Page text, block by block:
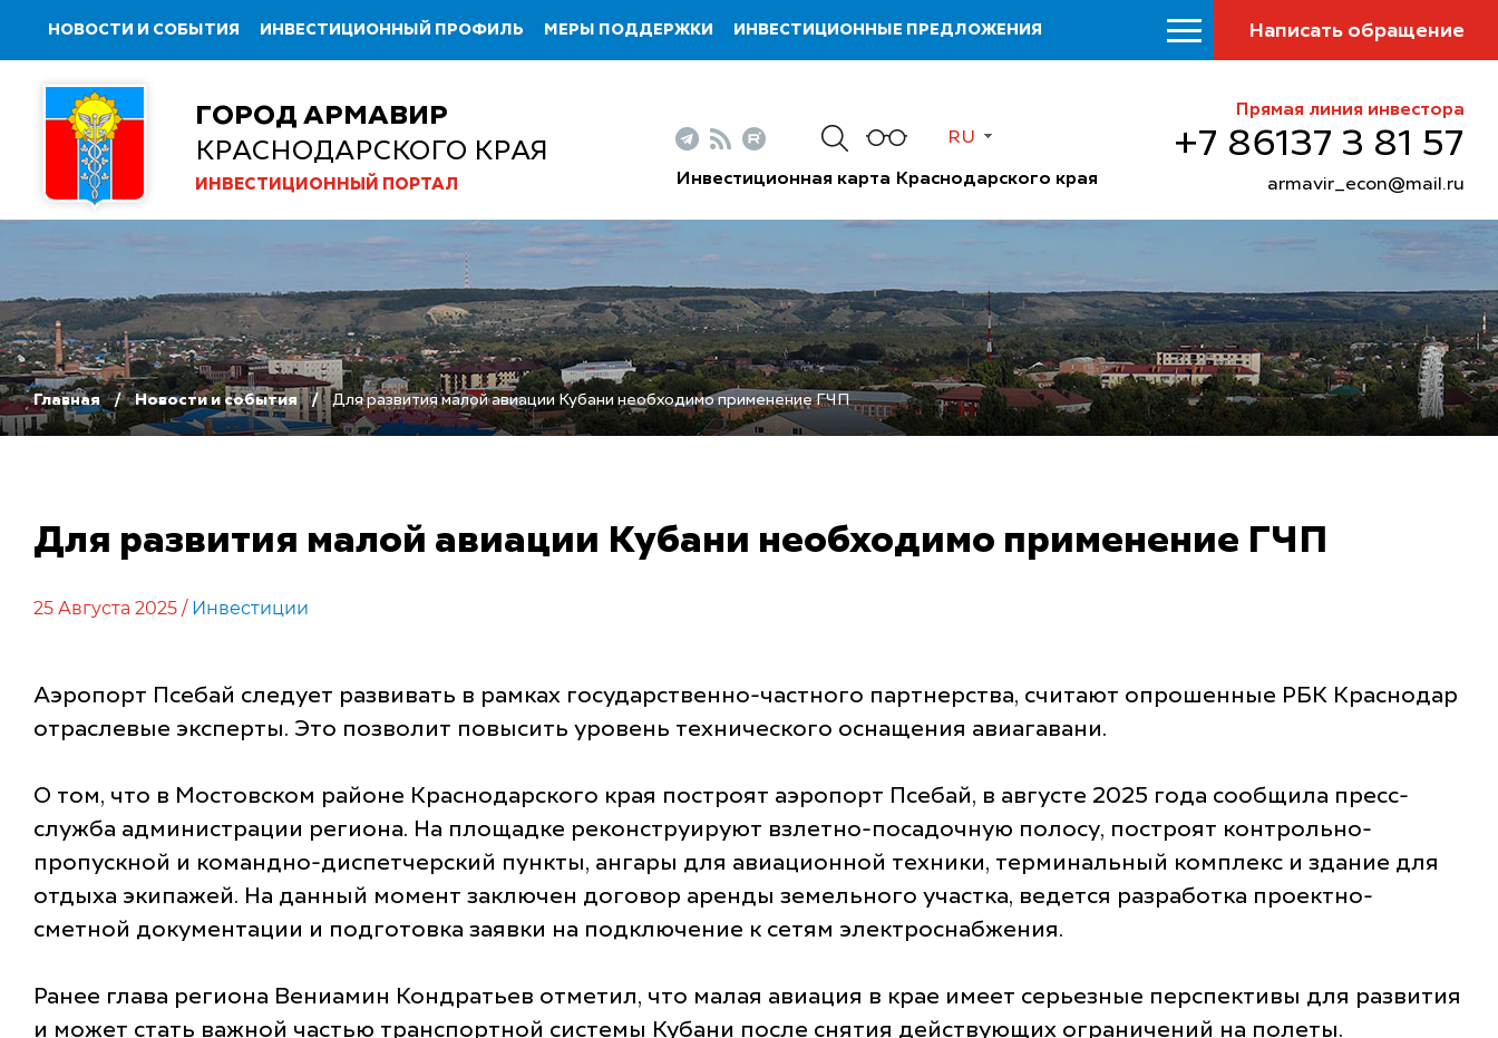
НОВОСТИ И СОБЫТИЯ ИНВЕСТИЦИОННЫЙ ПРОФИЛЬ МЕРЫ ПОДДЕРЖКИ ИНВЕСТИЦИОННЫЕ ПРЕДЛОЖЕНИЯ Написать обращение
ГОРОД АРМАВИР
КРАСНОДАРСКОГО КРАЯ
ИНВЕСТИЦИОННЫЙ ПОРТАЛ
RU
Инвестиционная карта Краснодарского края
Прямая линия инвестора
+7 86137 3 81 57
armavir_econ@mail.ru
Главная Новости и события Для развития малой авиации Кубани необходимо применение ГЧП
Для развития малой авиации Кубани необходимо применение ГЧП
25 Августа 2025 / Инвестиции
Аэропорт Псебай следует развивать в рамках государственно-частного партнерства, считают опрошенные РБК Краснодар
отраслевые эксперты. Это позволит повысить уровень технического оснащения авиагавани.
О том, что в Мостовском районе Краснодарского края построят аэропорт Псебай, в августе 2025 года сообщила пресс-
служба администрации региона. На площадке реконструируют взлетно-посадочную полосу, построят контрольно-
пропускной и командно-диспетчерский пункты, ангары для авиационной техники, терминальный комплекс и здание для
отдыха экипажей. На данный момент заключен договор аренды земельного участка, ведется разработка проектно-
сметной документации и подготовка заявки на подключение к сетям электроснабжения.
Ранее глава региона Вениамин Кондратьев отметил, что малая авиация в крае имеет серьезные перспективы для развития
и может стать важной частью транспортной системы Кубани после снятия действующих ограничений на полеты.